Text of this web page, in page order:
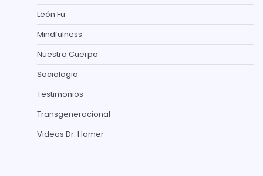
León Fu
Mindfulness
Nuestro Cuerpo
Sociologia
Testimonios
Transgeneracional
Videos Dr. Hamer